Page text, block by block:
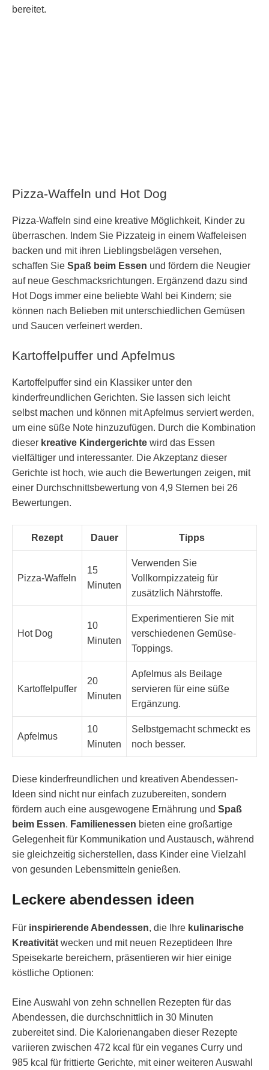
bereitet.
Pizza-Waffeln und Hot Dog
Pizza-Waffeln sind eine kreative Möglichkeit, Kinder zu
überraschen. Indem Sie Pizzateig in einem Waffeleisen
backen und mit ihren Lieblingsbelägen versehen,
schaffen Sie Spaß beim Essen und fördern die Neugier
auf neue Geschmacksrichtungen. Ergänzend dazu sind
Hot Dogs immer eine beliebte Wahl bei Kindern; sie
können nach Belieben mit unterschiedlichen Gemüsen
und Saucen verfeinert werden.
Kartoffelpuffer und Apfelmus
Kartoffelpuffer sind ein Klassiker unter den
kinderfreundlichen Gerichten. Sie lassen sich leicht
selbst machen und können mit Apfelmus serviert werden,
um eine süße Note hinzuzufügen. Durch die Kombination
dieser kreative Kindergerichte wird das Essen
vielfältiger und interessanter. Die Akzeptanz dieser
Gerichte ist hoch, wie auch die Bewertungen zeigen, mit
einer Durchschnittsbewertung von 4,9 Sternen bei 26
Bewertungen.
Rezept Dauer Tipps
Pizza-Waffeln
15
Minuten
Verwenden Sie
Vollkornpizzateig für
zusätzlich Nährstoffe.
Hot Dog
10
Minuten
Experimentieren Sie mit
verschiedenen Gemüse-
Toppings.
Kartoffelpuffer
20
Minuten
Apfelmus als Beilage
servieren für eine süße
Ergänzung.
Apfelmus
10
Minuten
Selbstgemacht schmeckt es
noch besser.
Diese kinderfreundlichen und kreativen Abendessen-
Ideen sind nicht nur einfach zuzubereiten, sondern
fördern auch eine ausgewogene Ernährung und Spaß
beim Essen. Familienessen bieten eine großartige
Gelegenheit für Kommunikation und Austausch, während
sie gleichzeitig sicherstellen, dass Kinder eine Vielzahl
von gesunden Lebensmitteln genießen.
Leckere abendessen ideen
Für inspirierende Abendessen, die Ihre kulinarische
Kreativität wecken und mit neuen Rezeptideen Ihre
Speisekarte bereichern, präsentieren wir hier einige
köstliche Optionen:
Eine Auswahl von zehn schnellen Rezepten für das
Abendessen, die durchschnittlich in 30 Minuten
zubereitet sind. Die Kalorienangaben dieser Rezepte
variieren zwischen 472 kcal für ein veganes Curry und
985 kcal für frittierte Gerichte, mit einer weiteren Auswahl